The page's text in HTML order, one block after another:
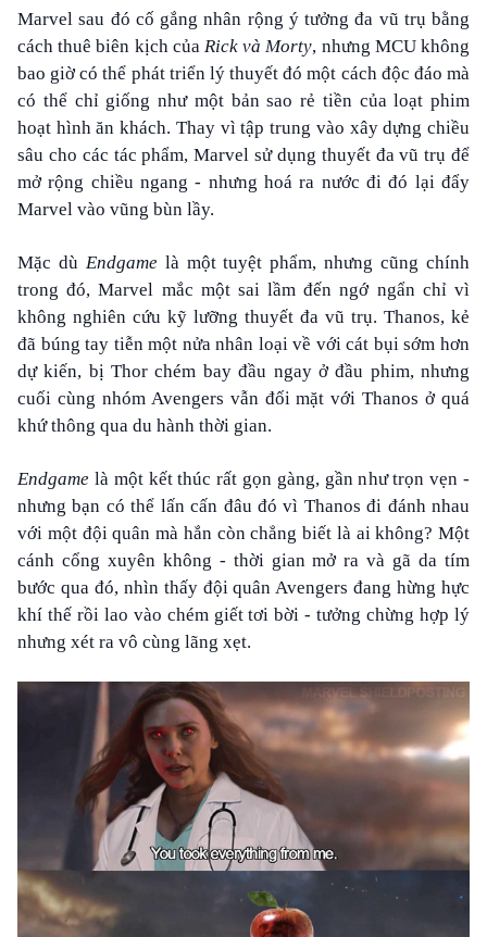
Marvel sau đó cố gắng nhân rộng ý tưởng đa vũ trụ bằng
cách thuê biên kịch của Rick và Morty, nhưng MCU không
bao giờ có thể phát triển lý thuyết đó một cách độc đáo mà
có thể chỉ giống như một bản sao rẻ tiền của loạt phim
hoạt hình ăn khách. Thay vì tập trung vào xây dựng chiều
sâu cho các tác phẩm, Marvel sử dụng thuyết đa vũ trụ để
mở rộng chiều ngang - nhưng hoá ra nước đi đó lại đẩy
Marvel vào vũng bùn lầy.
Mặc dù Endgamelà một tuyệt phẩm, nhưng cũng chính
trong đó, Marvel mắc một sai lầm đến ngớ ngẩn chỉ vì
không nghiên cứu kỹ lưỡng thuyết đa vũ trụ. Thanos, kẻ
đã búng tay tiễn một nửa nhân loại về với cát bụi sớm hơn
dự kiến, bị Thor chém bay đầu ngay ở đầu phim, nhưng
cuối cùng nhóm Avengers vẫn đối mặt với Thanos ở quá
khứ thông qua du hành thời gian.
Endgame là một kết thúc rất gọn gàng, gần như trọn vẹn -
nhưng bạn có thể lấn cấn đâu đó vì Thanos đi đánh nhau
với một đội quân mà hắn còn chẳng biết là ai không? Một
cánh cổng xuyên không - thời gian mở ra và gã da tím
bước qua đó, nhìn thấy đội quân Avengers đang hừng hực
khí thế rồi lao vào chém giết tơi bời - tưởng chừng hợp lý
nhưng xét ra vô cùng lãng xẹt.